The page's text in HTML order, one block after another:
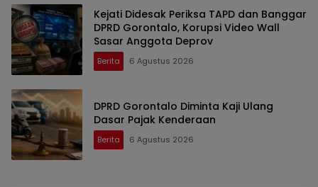
Kejati Didesak Periksa TAPD dan Banggar
DPRD Gorontalo, Korupsi Video Wall
Sasar Anggota Deprov
Berita 6 Agustus 2026
DPRD Gorontalo Diminta Kaji Ulang
Dasar Pajak Kenderaan
Berita 6 Agustus 2026